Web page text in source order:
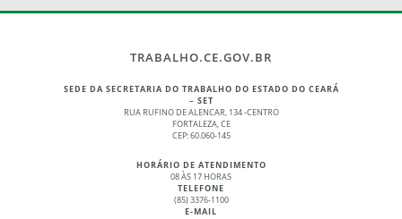
TRABALHO.CE.GOV.BR
SEDE DA SECRETARIA DO TRABALHO DO ESTADO DO CEARÁ
– SET
RUA RUFINO DE ALENCAR, 134 -CENTRO
FORTALEZA, CE
CEP: 60.060-145
HORÁRIO DE ATENDIMENTO
08 ÀS 17 HORAS
TELEFONE
(85) 3376-1100
E-MAIL